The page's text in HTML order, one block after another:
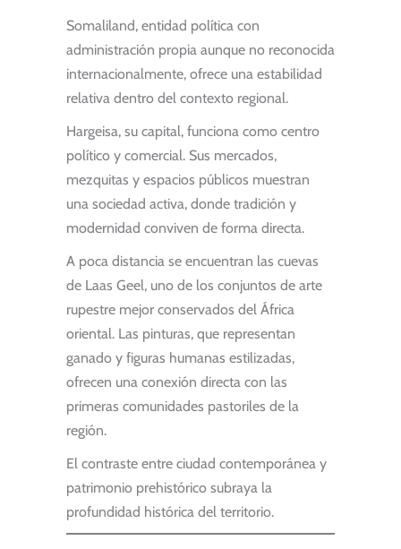
Somaliland, entidad política con
administración propia aunque no reconocida
internacionalmente, ofrece una estabilidad
relativa dentro del contexto regional.
Hargeisa, su capital, funciona como centro
político y comercial. Sus mercados,
mezquitas y espacios públicos muestran
una sociedad activa, donde tradición y
modernidad conviven de forma directa.
A poca distancia se encuentran las cuevas
de Laas Geel, uno de los conjuntos de arte
rupestre mejor conservados del África
oriental. Las pinturas, que representan
ganado y figuras humanas estilizadas,
ofrecen una conexión directa con las
primeras comunidades pastoriles de la
región.
El contraste entre ciudad contemporánea y
patrimonio prehistórico subraya la
profundidad histórica del territorio.